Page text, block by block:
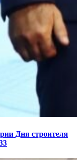
Дня строителя